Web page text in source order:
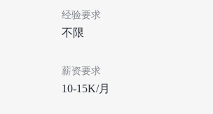
经验要求
不限
薪资要求
10-15K/月